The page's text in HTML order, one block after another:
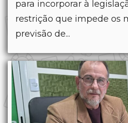
para incorporar à
restrição que impede os
previsão de...